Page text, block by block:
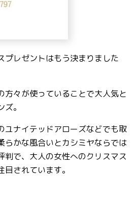
プレゼントはもう決まりました
方々が使っていることで大人気と
。
ユナイテッドアローズなどでも取
らかな風合いとカシミヤならでは
判で、大人の女性へのクリスマス
されています。